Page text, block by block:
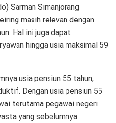
Sarman Simanjorang
masih relevan dengan
Hal ini juga dapat
hingga usia maksimal 59
usia pensiun 55 tahun,
Dengan usia pensiun 55
terutama pegawai negeri
yang sebelumnya